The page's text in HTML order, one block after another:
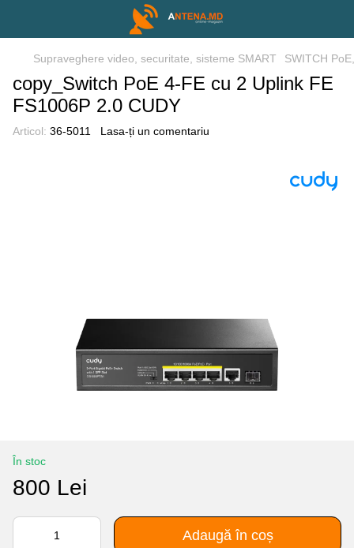
Supraveghere video, securitate, sisteme SMART SWITCH
copy_Switch PoE 4-FE cu 2 Uplink FE
FS1006P 2.0 CUDY
Articol: 36-5011 Lasa-ți un comentariu
În stoc
800 Lei
Adaugă în coș